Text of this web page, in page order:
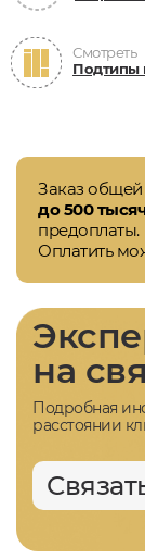
Смотреть
Подтипы
Заказ
до 500
предоплаты.
Оплатить
на
Подробная
расстоянии